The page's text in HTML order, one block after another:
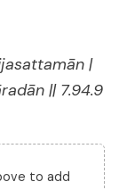
|
|| 7.94.9
to add